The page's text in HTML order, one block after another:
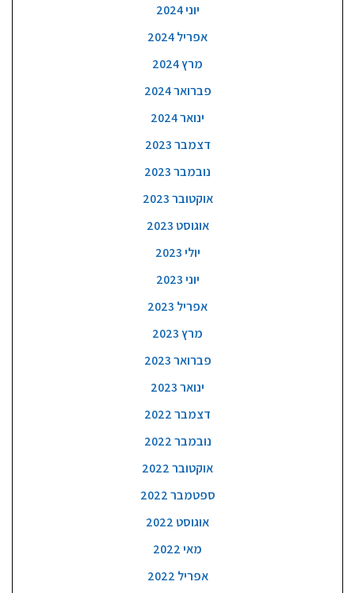
יוני 2024
אפריל 2024
מרץ 2024
פברואר 2024
ינואר 2024
דצמבר 2023
נובמבר 2023
אוקטובר 2023
אוגוסט 2023
יולי 2023
יוני 2023
אפריל 2023
מרץ 2023
פברואר 2023
ינואר 2023
דצמבר 2022
נובמבר 2022
אוקטובר 2022
ספטמבר 2022
אוגוסט 2022
מאי 2022
אפריל 2022